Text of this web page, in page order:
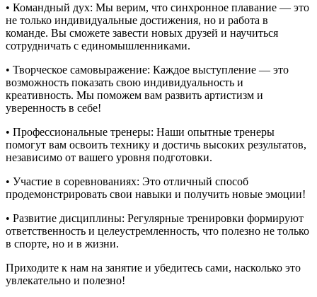
• Командный дух: Мы верим, что синхронное плавание — это
не только индивидуальные достижения, но и работа в
команде. Вы сможете завести новых друзей и научиться
сотрудничать с единомышленниками.
• Творческое самовыражение: Каждое выступление — это
возможность показать свою индивидуальность и
креативность. Мы поможем вам развить артистизм и
уверенность в себе!
• Профессиональные тренеры: Наши опытные тренеры
помогут вам освоить технику и достичь высоких результатов,
независимо от вашего уровня подготовки.
• Участие в соревнованиях: Это отличный способ
продемонстрировать свои навыки и получить новые эмоции!
• Развитие дисциплины: Регулярные тренировки формируют
ответственность и целеустремленность, что полезно не только
в спорте, но и в жизни.
Приходите к нам на занятие и убедитесь сами, насколько это
увлекательно и полезно!